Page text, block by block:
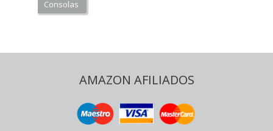
Consolas
AMAZON AFILIADOS